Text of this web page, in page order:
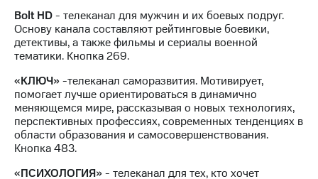
Кино,
музыка,
книги
и не
Безопасность
Финансы
Детям
КИОН
Строки
Live
Гудок
Мой
МТС
Все
Bolt HD- телеканал для мужчин и их боевых подруг.
Основу канала составляют рейтинговые боевики,
детективы, а также фильмы и сериалы военной
тематики. Кнопка 269.
«КЛЮЧ»-телеканал саморазвития. Мотивирует,
помогает лучше ориентироваться в динамично
меняющемся мире, рассказывая о новых технологиях,
перспективных профессиях, современных тенденциях в
области образования и самосовершенствования.
Кнопка 483.
«ПСИХОЛОГИЯ»- телеканал для тех, кто хочет